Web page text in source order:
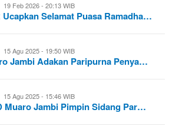
19 Feb 2026 - 20:13 WIB
Ucapkan Selamat Puasa Ramadha…
15 Agu 2025 - 19:50 WIB
Jambi Adakan Paripurna Penya…
15 Agu 2025 - 15:46 WIB
Muaro Jambi Pimpin Sidang Par…